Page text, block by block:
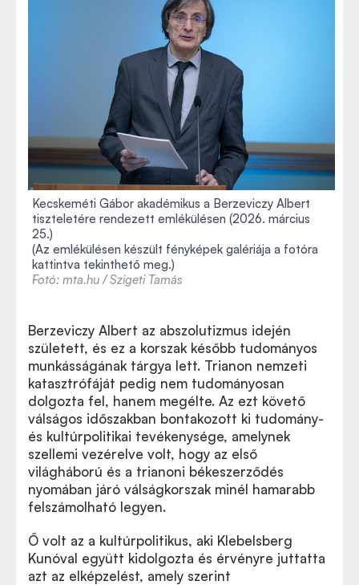
Kecskeméti Gábor akadémikus a Berzeviczy Albert
tiszteletére rendezett emlékülésen (2026. március
25.)
(Az emlékülésen készült fényképek galériája a fotóra
kattintva tekinthető meg.)
Fotó: mta.hu / Szigeti Tamás
Berzeviczy Albert az abszolutizmus idején
született, és ez a korszak később tudományos
munkásságának tárgya lett. Trianon nemzeti
katasztrófáját pedig nem tudományosan
dolgozta fel, hanem megélte. Az ezt követő
válságos időszakban bontakozott ki tudomány-
és kultúrpolitikai tevékenysége, amelynek
szellemi vezérelve volt, hogy az első
világháború és a trianoni békeszerződés
nyomában járó válságkorszak minél hamarabb
felszámolható legyen.
Ő volt az a kultúrpolitikus, aki Klebelsberg
Kunóval együtt kidolgozta és érvényre juttatta
azt az elképzelést, amely szerint